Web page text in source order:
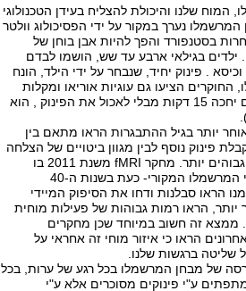
שלנו והיכולת להצליח בעידן הטכנולוגי
המרשמלו נערך במקור על ידי הפסיכולוג וולטר
ה -1960 המאוחרות בסטנפורד והפך להיות אבן בוחן של
ילדים בגילאי ארבע עד שש, הושמו לבדם
. פינוק יחיד, שנבחר על ידי הילד, הונח
הציעו גם עוגיות אוריאו ומקלות
מלוחים). נאמר לכל ילד שאם יחכה 15 דקות מבלי לאכול את הפינוק , הוא
יותר בגיל ההתבגרות הראו מתאם בין
פינוק נוסף לבין מגוון ביטויים של הצלחה
בחיים, כגון ציוני פסיכומטרי גבוהים יותר. מחקר fMRI משנת 2011 בו
השתתפו 59 מהילדים בניסוי המרשמלו המקורי- כעת בשנות ה-40
הראו סבלנות ודחו את הסיפוק המיידי
יותר, הראו רמות גבוהות של פעילות מוחית
ממצא זה חשוב במיוחד שכן מחקרים
הראו כי איזור מוחי זה אחראי על
שליטה ברגשות שלנו.
של מבחן המרשמלו בכל רגע של ערות, בכל
ע"י פינוקים מסוכרים אלא ע"י